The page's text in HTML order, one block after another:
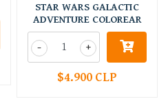
STAR WARS GALACTIC
ADVENTURE COLOREAR
+
-
$4.900 CLP